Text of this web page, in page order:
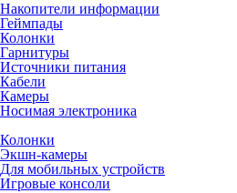
Накопители информации
Геймпады
Колонки
Гарнитуры
Источники питания
Кабели
Камеры
Носимая электроника
Колонки
Экшн-камеры
Для мобильных устройств
Игровые консоли